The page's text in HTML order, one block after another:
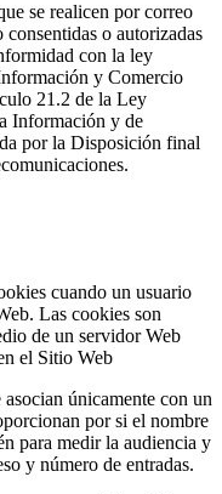
se realicen por correo
o autorizadas
con la ley
y Comercio
21.2 de la Ley
Información y de
por la Disposición final
cuando un usuario
Las cookies son
de un servidor Web
el Sitio Web
únicamente con un
por si el nombre
para medir la audiencia y
y número de entradas.